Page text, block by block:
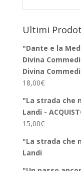
Ultimi
"Dante e la
Divina
Divina
18,00€
"La strada che
Landi -
15,00€
"La strada che
Landi